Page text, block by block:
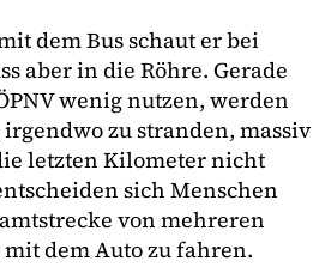
dem Bus schaut er bei
aber in die Röhre. Gerade
wenig nutzen, werden
zu stranden, massiv
letzten Kilometer nicht
sich Menschen
von mehreren
dem Auto zu fahren.